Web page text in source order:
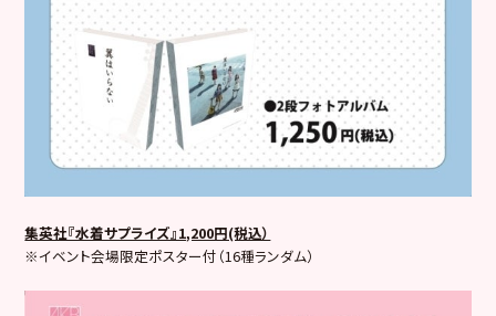
集英社『水着サプライズ』1,200円(税込）
※イベント会場限定ポスター付（16種ランダム）